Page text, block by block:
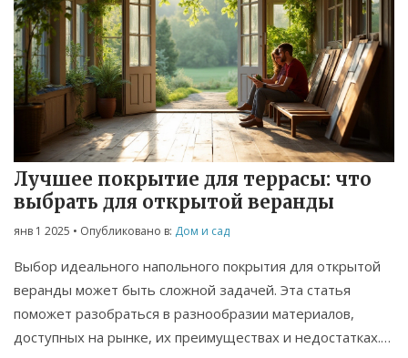
Лучшее покрытие для террасы: что
выбрать для открытой веранды
янв 1 2025 • Опубликовано в: Дом и сад
Выбор идеального напольного покрытия для открытой
веранды может быть сложной задачей. Эта статья
поможет разобраться в разнообразии материалов,
доступных на рынке, их преимуществах и недостатках.